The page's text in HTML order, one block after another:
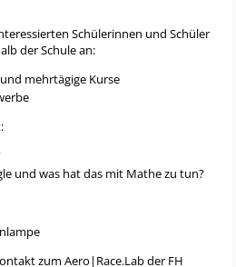
Schülerinnen und Schüler
der Schule an:
mehrtägige Kurse
und was hat das mit Mathe zu tun?
zum Aero|Race.Lab der FH